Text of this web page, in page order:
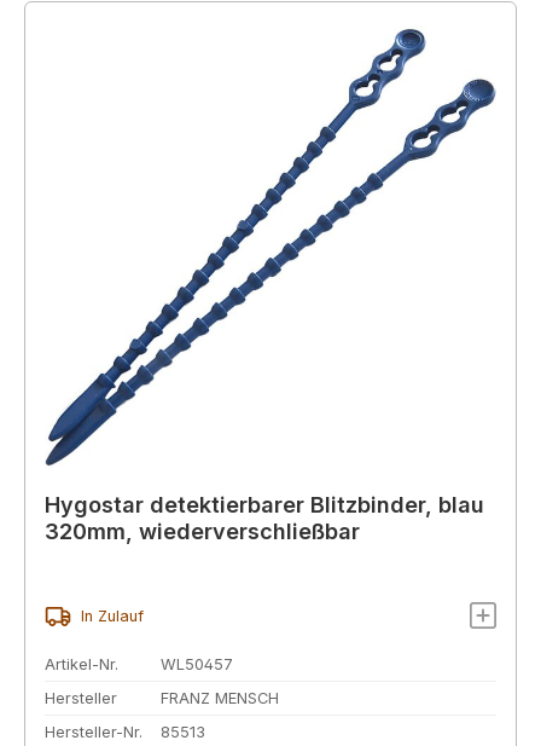
Hygostar detektierbarer Blitzbinder, blau
320mm, wiederverschließbar
In Zulauf
Artikel-Nr.
WL50457
Hersteller
FRANZ MENSCH
Hersteller-Nr.
85513